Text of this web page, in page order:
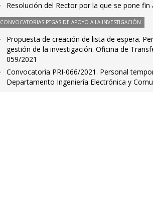
Resolución del Rector por la que se pone
CONVOCATORIAS PTGAS DE APOYO A LA INVESTIGACIÓN
Propuesta de creación de lista de espera.
gestión de la investigación. Oficina de
059/2021
Convocatoria PRI-066/2021. Personal
Departamento Ingeniería Electrónica y